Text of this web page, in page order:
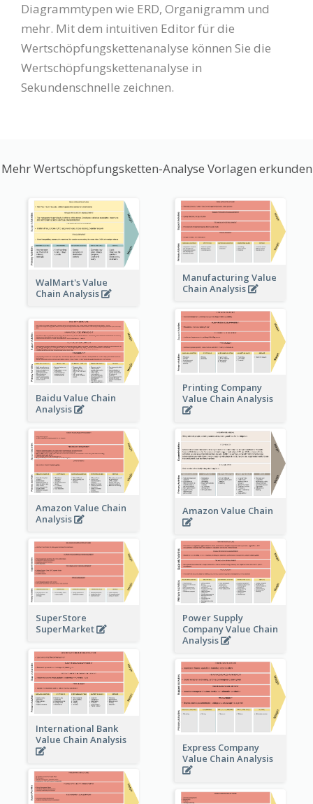
Diagrammtypen wie ERD, Organigramm und
mehr. Mit dem intuitiven Editor für die
Wertschöpfungskettenanalyse können Sie die
Wertschöpfungskettenanalyse in
Sekundenschnelle zeichnen.
Mehr Wertschöpfungsketten-Analyse Vorlagen erkunden
WalMart's Value
Chain Analysis
Manufacturing Value
Chain Analysis
Printing Company
Value Chain Analysis
Baidu Value Chain
Analysis
Amazon Value Chain
Analysis
Amazon Value Chain
SuperStore
SuperMarket
Power Supply
Company Value Chain
Analysis
International Bank
Value Chain Analysis
Express Company
Value Chain Analysis